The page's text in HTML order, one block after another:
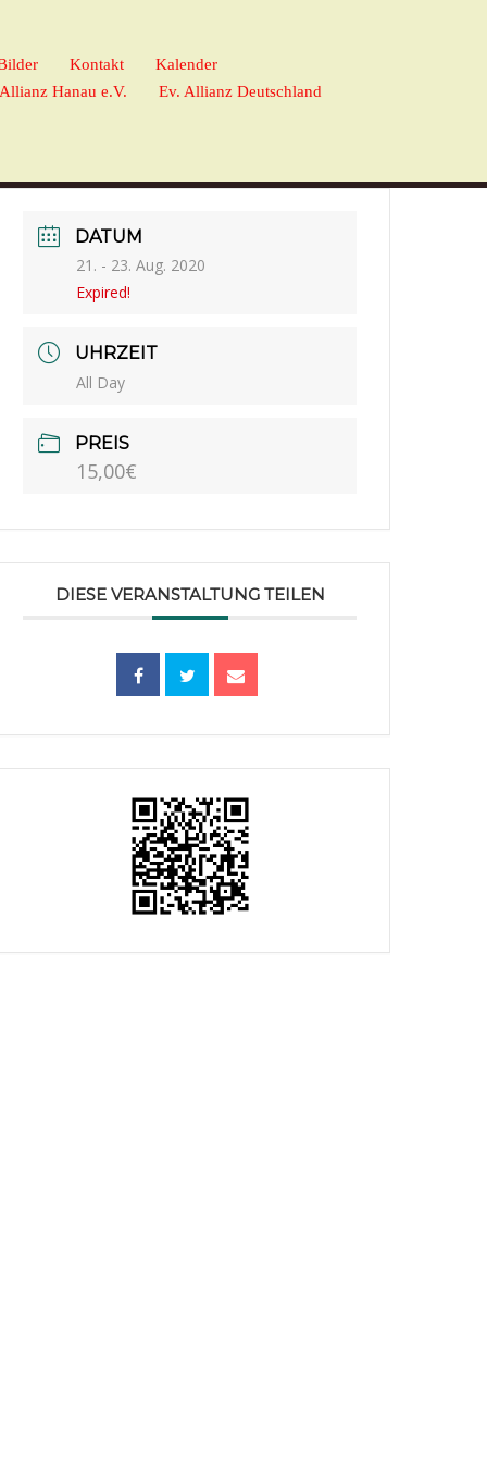
Kontakt
Kalender
Hanau e.V.
Ev. Allianz Deutschland
DATUM
21. - 23. Aug. 2020
Expired!
UHRZEIT
All Day
PREIS
15,00€
DIESE VERANSTALTUNG TEILEN